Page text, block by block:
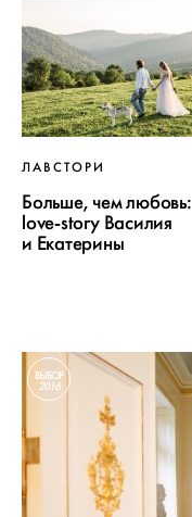
ЛАВСТОРИ
Больше, чем любовь:
love-story Василия
и Екатерины
ВЫБОР
2016